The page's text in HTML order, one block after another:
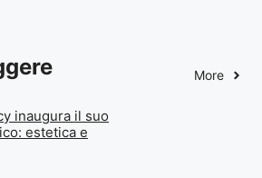
More
inaugura il suo
estetica e